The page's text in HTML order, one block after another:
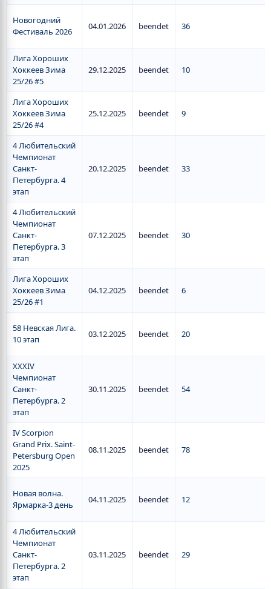
Новогодний
Фестиваль 2026
04.01.2026 beendet 36
Лига Хороших
Хоккеев Зима
25/26 #5
29.12.2025 beendet 10
Лига Хороших
Хоккеев Зима
25/26 #4
25.12.2025 beendet 9
4 Любительский
Чемпионат
Санкт-
Петербурга. 4
этап
20.12.2025 beendet 33
4 Любительский
Чемпионат
Санкт-
Петербурга. 3
этап
07.12.2025 beendet 30
Лига Хороших
Хоккеев Зима
25/26 #1
04.12.2025 beendet 6
58 Невская Лига.
10 этап
03.12.2025 beendet 20
XXXIV
Чемпионат
Санкт-
Петербурга. 2
этап
30.11.2025 beendet 54
IV Scorpion
Grand Prix. Saint-
Petersburg Open
2025
08.11.2025 beendet 78
Новая волна.
Ярмарка-3 день
04.11.2025 beendet 12
4 Любительский
Чемпионат
Санкт-
Петербурга. 2
этап
03.11.2025 beendet 29